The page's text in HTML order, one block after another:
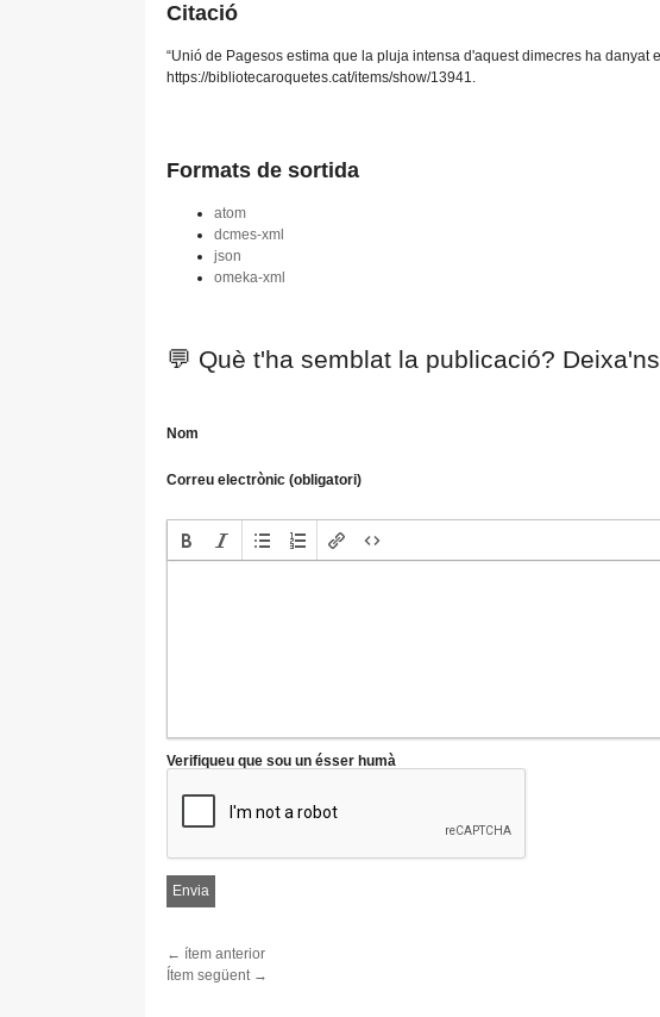
Citació
“Unió de Pagesos estima que la pluja intensa d'aquest dimecres ha danyat
https://bibliotecaroquetes.cat/items/show/13941.
Formats de sortida
atom
dcmes-xml
json
omeka-xml
💬 Què t'ha semblat la publicació?
Nom
Correu electrònic (obligatori)
Verifiqueu que sou un ésser humà
← ítem anterior
Ítem següent →